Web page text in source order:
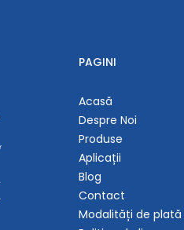
PAGINI
Acasă
Despre Noi
Produse
Aplicații
Blog
Contact
Modalități de plată